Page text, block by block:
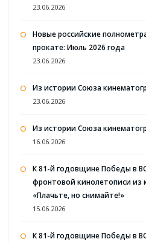
23.06.2026
Новые российские
прокате: Июль 2026 года
23.06.2026
Из истории Союза
23.06.2026
Из истории Союза
16.06.2026
К 81-й годовщине Победы в
фронтовой кинолетописи из
«Плачьте, но снимайте!»
15.06.2026
К 81-й годовщине Победы в